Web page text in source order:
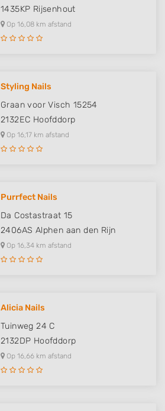
1435KP Rijsenhout
Op 16,08 km afstand
Styling Nails
Graan voor Visch 15254
2132EC Hoofddorp
Op 16,17 km afstand
Purrfect Nails
Da Costastraat 15
2406AS Alphen aan den Rijn
Op 16,34 km afstand
Alicia Nails
Tuinweg 24 C
2132DP Hoofddorp
Op 16,66 km afstand